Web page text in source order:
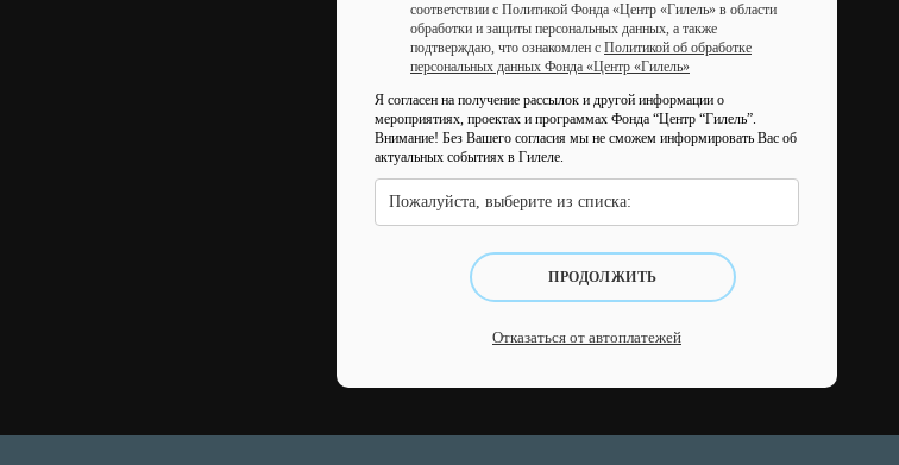
соответствии с Политикой Фонда «Центр «Гилель» в области
обработки и защиты персональных данных, а также
подтверждаю, что ознакомлен с Политикой об обработке
персональных данных Фонда «Центр «Гилель»
Я согласен на получение рассылок и другой информации о
мероприятиях, проектах и программах Фонда “Центр “Гилель”.
Внимание! Без Вашего согласия мы не сможем информировать Вас об
актуальных событиях в Гилеле.
Пожалуйста, выберите из списка:
ПРОДОЛЖИТЬ
Отказаться от автоплатежей